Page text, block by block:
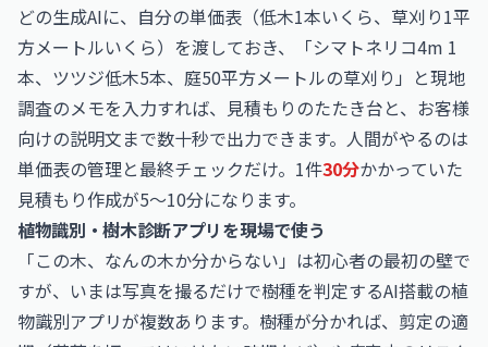
どの生成AIに、自分の単価表（低木1本いくら、草刈り1平
方メートルいくら）を渡しておき、「シマトネリコ4m 1
本、ツツジ低木5本、庭50平方メートルの草刈り」と現地
調査のメモを入力すれば、見積もりのたたき台と、お客様
向けの説明文まで数十秒で出力できます。人間がやるのは
単価表の管理と最終チェックだけ。1件30分かかっていた
見積もり作成が5〜10分になります。
植物識別・樹木診断アプリを現場で使う
「この木、なんの木か分からない」は初心者の最初の壁で
すが、いまは写真を撮るだけで樹種を判定するAI搭載の植
物識別アプリが複数あります。樹種が分かれば、剪定の適